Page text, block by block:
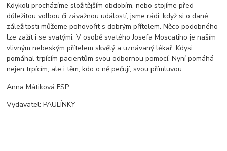
Kdykoli procházíme složitějším obdobím, nebo stojíme před
důležitou volbou či závažnou událostí, jsme rádi, když si o dané
záležitosti můžeme pohovořit s dobrým přítelem. Něco podobného
lze zažít i se svatými. V osobě svatého Josefa Moscatiho je naším
vlivným nebeským přítelem skvělý a uznávaný lékař. Kdysi
pomáhal trpícím pacientům svou odbornou pomocí. Nyní pomáhá
nejen trpícím, ale i těm, kdo o ně pečují, svou přímluvou.
Anna Mátiková FSP
Vydavatel: PAULÍNKY